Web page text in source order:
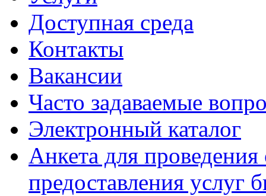
Доступная среда
Контакты
Вакансии
Часто задаваемые
Электронный каталог
Анкета для проведения
предоставления услуг